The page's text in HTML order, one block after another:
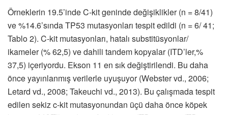
Örneklerin 19.5’inde C-kit geninde değişiklikler (n = 8/41)
ve %14.6’sında TP53 mutasyonları tespit edildi (n = 6/ 41;
Tablo 2). C-kit mutasyonları, hatalı substitüsyonlar/
ikameler (% 62,5) ve dahili tandem kopyalar (ITD’ler,%
37,5) içeriyordu. Ekson 11 en sık değiştirilendi. Bu daha
önce yayınlanmış verilerle uyuşuyor (Webster vd., 2006;
Letard vd., 2008; Takeuchi vd., 2013). Bu çalışmada tespit
edilen sekiz c-kit mutasyonundan üçü daha önce köpek